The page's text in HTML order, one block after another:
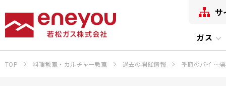
ガス
サ
TOP 料理教室・カルチャー教室 過去の開催情報 季節のパイ ～